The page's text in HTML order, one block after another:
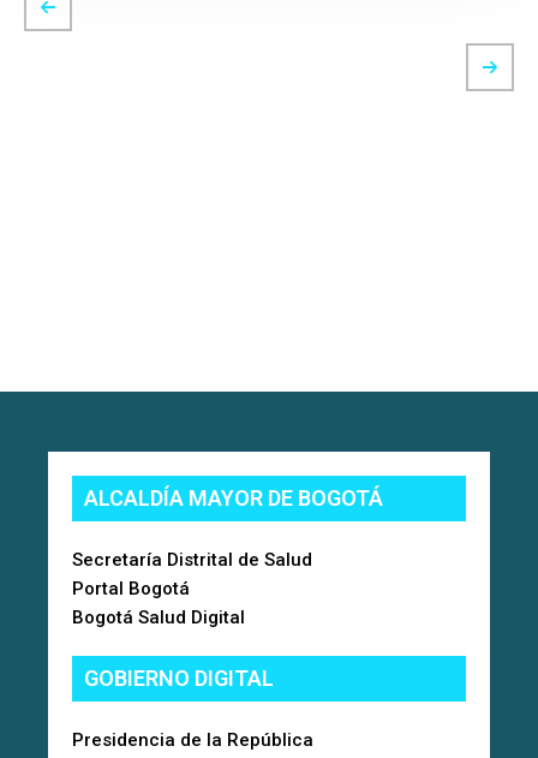
ALCALDÍA MAYOR DE BOGOTÁ
Secretaría Distrital de Salud
Portal Bogotá
Bogotá Salud Digital
GOBIERNO DIGITAL
Presidencia de la República